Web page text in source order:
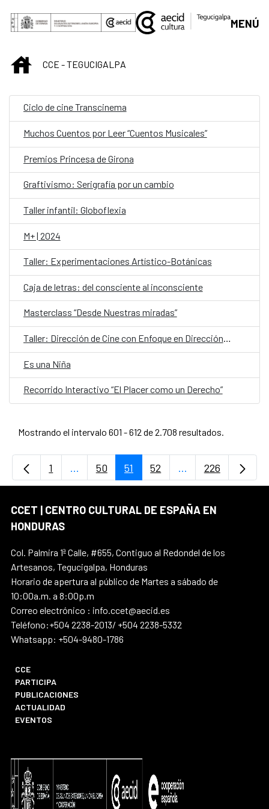
Saltar al contenido principal
MENÚ
INICIOCCE - TEGUCIGALPA
Ciclo de cine Transcinema
Muchos Cuentos por Leer “Cuentos Musicales”
Premios Princesa de Girona
Graftivismo: Serigrafía por un cambio
Taller infantil: Globoflexia
M+ | 2024
Taller: Experimentaciones Artístico-Botánicas
Caja de letras: del consciente al inconsciente
Masterclass “Desde Nuestras miradas”
Taller: Dirección de Cine con Enfoque en Dirección de Actores y Casting
Es una Niña
Recorrido Interactivo “El Placer como un Derecho”
Mostrando el intervalo 601 - 612 de 2.708 resultados.
Página
1 ...Páginas intermedias Use TAB para
Página
50 Página
51 Página
52 ...PáginasPágina
226
CCET | CENTRO CULTURAL DE ESPAÑA EN
HONDURAS
Col. Palmira 1ª Calle, #655, Contiguo al Redondel de los
Artesanos, Tegucigalpa, Honduras
Horario de apertura al público de Martes a sábado de
10:00a.m. a 8:00p.m
Correo electrónico : info.ccet@aecid.es
Teléfono:+504 2238-2013/ +504 2238-5332
Whatsapp: +504-9480-1786
CCE
PARTICIPA
PUBLICACIONES
ACTUALIDAD
EVENTOS